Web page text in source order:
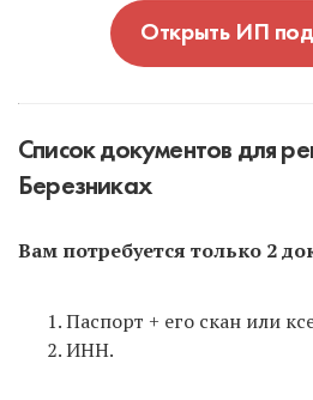
Открыть ИП
Список документов для
Березниках
Вам потребуется только 2
Паспорт + его скан или
ИНН.